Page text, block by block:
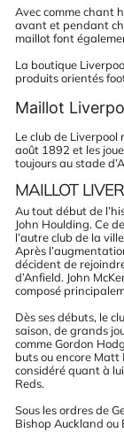
Avec comme chant
avant et pendant
maillot font
La boutique
produits orientés
Maillot
Le club de Liverpool
août 1892 et les
toujours au stade
MAILLOT
Au tout début de
John Houlding. Ce
l’autre club de la
Après
décident de
d’Anfield. John
composé
Dès ses débuts, le
saison, de grands
comme Gordon
buts ou encore Matt
considéré quant à
Reds.
Sous les ordres de
Bishop Auckland ou